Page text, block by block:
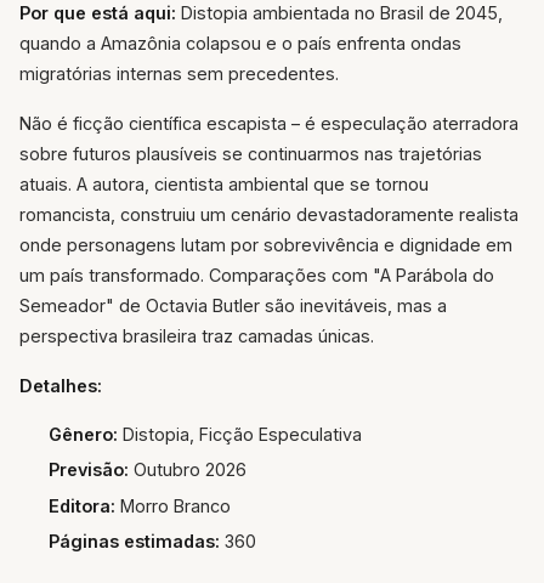
Por que está aqui: Distopia ambientada no Brasil de 2045,
quando a Amazônia colapsou e o país enfrenta ondas
migratórias internas sem precedentes.
Não é ficção científica escapista – é especulação aterradora
sobre futuros plausíveis se continuarmos nas trajetórias
atuais. A autora, cientista ambiental que se tornou
romancista, construiu um cenário devastadoramente realista
onde personagens lutam por sobrevivência e dignidade em
um país transformado. Comparações com "A Parábola do
Semeador" de Octavia Butler são inevitáveis, mas a
perspectiva brasileira traz camadas únicas.
Detalhes:
Gênero: Distopia, Ficção Especulativa
Previsão: Outubro 2026
Editora: Morro Branco
Páginas estimadas: 360